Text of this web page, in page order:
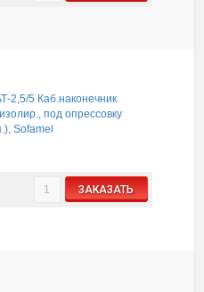
2,5/5 Каб.наконечник
под опрессовку
Sofamel
ЗАКАЗАТЬ